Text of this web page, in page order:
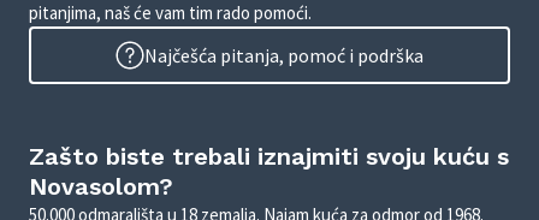
pitanjima, naš će vam tim rado pomoći.
Najčešća pitanja, pomoć i podrška
Zašto biste trebali iznajmiti svoju kuću s
Novasolom?
50.000 odmarališta u 18 zemalja. Najam kuća za odmor od 1968.